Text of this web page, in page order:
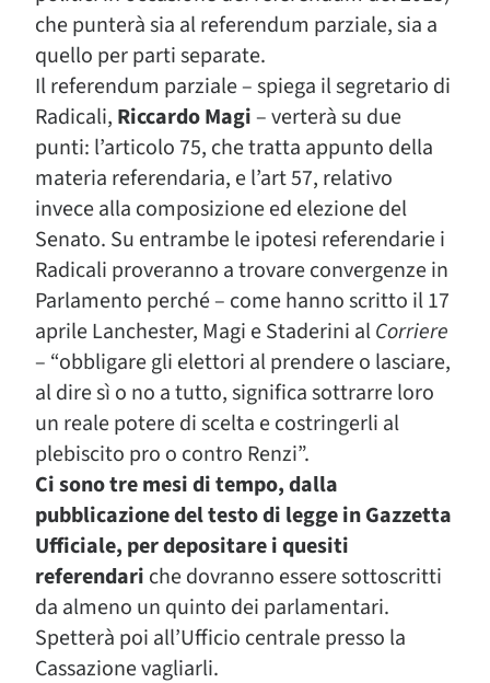
che punterà sia al referendum parziale, sia a
quello per parti separate.
Il referendum parziale – spiega il segretario di
Radicali, Riccardo Magi – verterà su due
punti: l’articolo 75, che tratta appunto della
materia referendaria, e l’art 57, relativo
invece alla composizione ed elezione del
Senato. Su entrambe le ipotesi referendarie i
Radicali proveranno a trovare convergenze in
Parlamento perché – come hanno scritto il 17
aprile Lanchester, Magi e Staderini alCorriere
– “obbligare gli elettori al prendere o lasciare,
al dire sì o no a tutto, significa sottrarre loro
un reale potere di scelta e costringerli al
plebiscito pro o contro Renzi”.
Ci sono tre mesi di tempo, dalla
pubblicazione del testo di legge in Gazzetta
Ufficiale, per depositare i quesiti
referendari che dovranno essere sottoscritti
da almeno un quinto dei parlamentari.
Spetterà poi all’Ufficio centrale presso la
Cassazione vagliarli.